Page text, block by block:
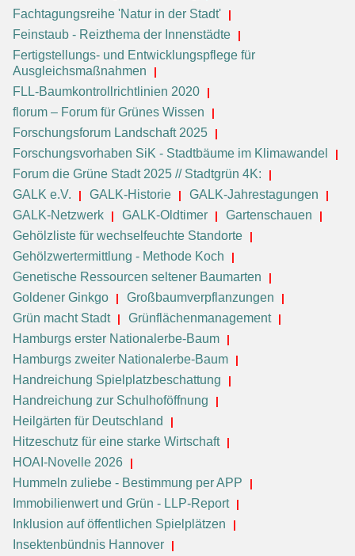
Fachtagungsreihe 'Natur in der Stadt'
Feinstaub - Reizthema der Innenstädte
Fertigstellungs- und Entwicklungspflege für
Ausgleichsmaßnahmen
FLL-Baumkontrollrichtlinien 2020
florum – Forum für Grünes Wissen
Forschungsforum Landschaft 2025
Forschungsvorhaben SiK - Stadtbäume im Klimawandel
Forum die Grüne Stadt 2025 // Stadtgrün 4K:
GALK e.V.
GALK-Historie
GALK-Jahrestagungen
GALK-Netzwerk
GALK-Oldtimer
Gartenschauen
Gehölzliste für wechselfeuchte Standorte
Gehölzwertermittlung - Methode Koch
Genetische Ressourcen seltener Baumarten
Goldener Ginkgo
Großbaumverpflanzungen
Grün macht Stadt
Grünflächenmanagement
Hamburgs erster Nationalerbe-Baum
Hamburgs zweiter Nationalerbe-Baum
Handreichung Spielplatzbeschattung
Handreichung zur Schulhoföffnung
Heilgärten für Deutschland
Hitzeschutz für eine starke Wirtschaft
HOAI-Novelle 2026
Hummeln zuliebe - Bestimmung per APP
Immobilienwert und Grün - LLP-Report
Inklusion auf öffentlichen Spielplätzen
Insektenbündnis Hannover